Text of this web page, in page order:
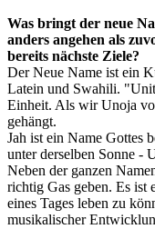
Was bringt der neue
anders angehen als
bereits nächste Ziele?
Der Neue Name ist ein
Latein und Swahili.
Einheit. Als wir Unoja
gehängt.
Jah ist ein Name Gottes
unter derselben Sonne -
Neben der ganzen
richtig Gas geben. Es ist
eines Tages leben zu
musikalischer